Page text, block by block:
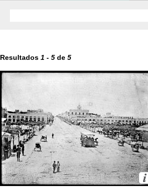
Resultados 1 - 5 de 5